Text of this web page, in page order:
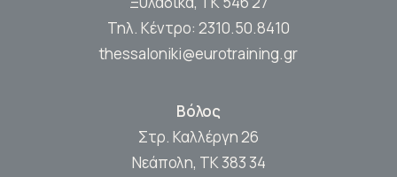
Τηλ. Κέντρο: 2310.50.8410
thessaloniki@eurotraining.gr
Βόλος
Στρ. Καλλέργη 26
Νεάπολη, ΤΚ 383 34